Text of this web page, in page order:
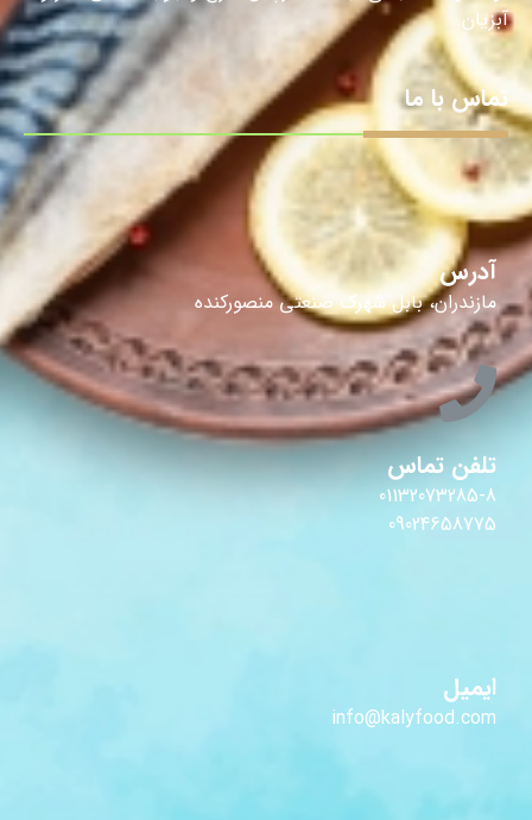
آبزیان.
تماس با ما
آدرس
مازندران، بابل شهرک صنعتی منصورکنده
تلفن تماس
01132073285-8
09024658775
ایمیل
info@kalyfood.com